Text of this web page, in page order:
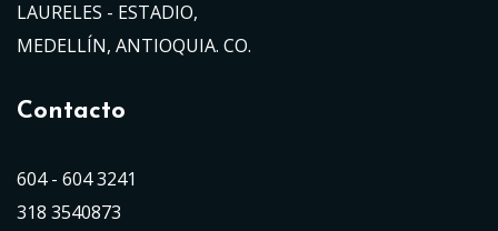
LAURELES - ESTADIO,
MEDELLÍN, ANTIOQUIA. CO.
Contacto
604 - 604 3241
318 3540873